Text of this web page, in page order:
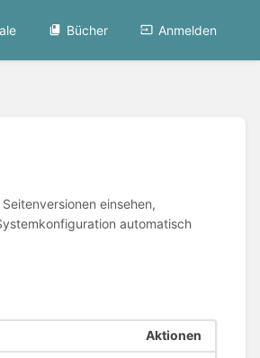
Bücher Anmelden
einsehen,
automatisch
Aktionen